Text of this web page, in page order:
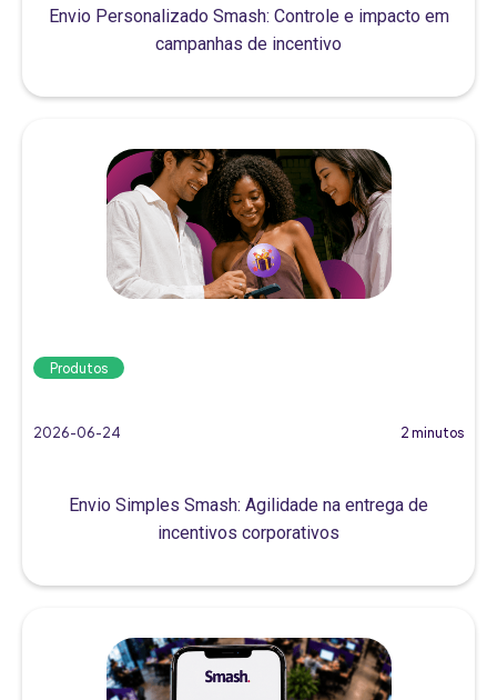
Envio Personalizado Smash: Controle e impacto em
campanhas de incentivo
Produtos
2026-06-24 2 minutos
Envio Simples Smash: Agilidade na entrega de
incentivos corporativos